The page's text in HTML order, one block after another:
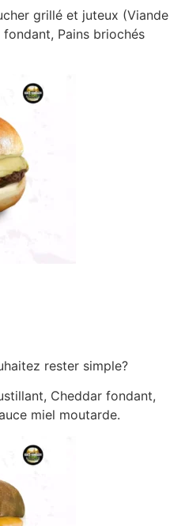
grillé et juteux (Viande
fondant, Pains briochés
rester simple?
Cheddar fondant,
miel moutarde.